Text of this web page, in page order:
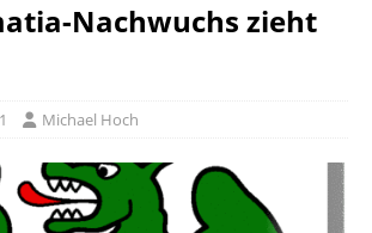
Nachwuchs zieht
Michael Hoch